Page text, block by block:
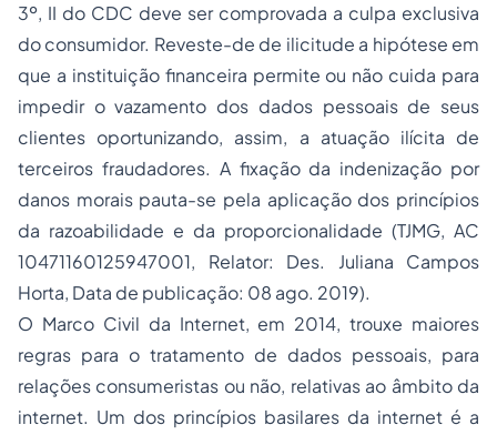
3º, II do CDC deve ser comprovada a culpa exclusiva
do consumidor. Reveste-de de ilicitude a hipótese em
que a instituição financeira permite ou não cuida para
impedir o vazamento dos dados pessoais de seus
clientes oportunizando, assim, a atuação ilícita de
terceiros fraudadores. A fixação da indenização por
danos morais pauta-se pela aplicação dos princípios
da razoabilidade e da proporcionalidade (TJMG, AC
10471160125947001, Relator: Des. Juliana Campos
Horta, Data de publicação: 08 ago. 2019).
O Marco Civil da Internet, em 2014, trouxe maiores
regras para o tratamento de dados pessoais, para
relações consumeristas ou não, relativas ao âmbito da
internet. Um dos princípios basilares da internet é a